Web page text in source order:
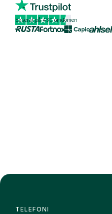
Baserat på 430 omdömen
TELEFONI